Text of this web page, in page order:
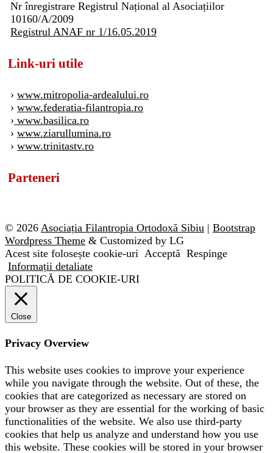
Nr înregistrare Registrul Național al Asociațiilor
10160/A/2009
Registrul ANAF nr 1/16.05.2019
Link-uri utile
› www.mitropolia-ardealului.ro
› www.federatia-filantropia.ro
› www.basilica.ro
› www.ziarullumina.ro
› www.trinitastv.ro
Parteneri
© 2026 Asociația Filantropia Ortodoxă Sibiu | Bootstrap
Wordpress Theme & Customized by LG
Acest site folosește cookie-uri Acceptă Respinge
Informații detaliate
POLITICĂ DE COOKIE-URI
Close
Privacy Overview
This website uses cookies to improve your experience
while you navigate through the website. Out of these, the
cookies that are categorized as necessary are stored on
your browser as they are essential for the working of basic
functionalities of the website. We also use third-party
cookies that help us analyze and understand how you use
this website. These cookies will be stored in your browser